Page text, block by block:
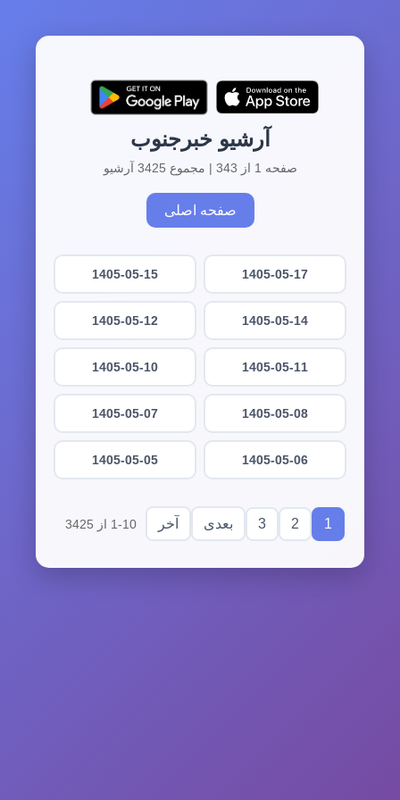
آرشیو خبرجنوب
صفحه 1 از 343 | مجموع 3425 آرشیو
صفحه اصلی
1405-05-17
1405-05-15
1405-05-14
1405-05-12
1405-05-11
1405-05-10
1405-05-08
1405-05-07
1405-05-06
1405-05-05
1
2
3 بعدی آخر 1-10 از 3425